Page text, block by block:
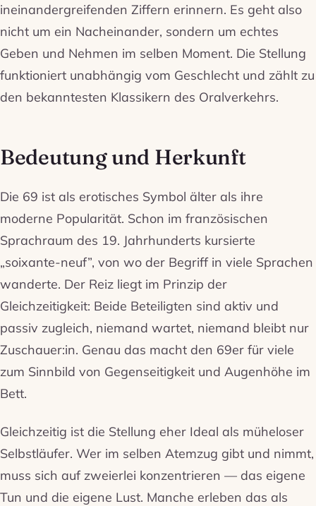
ineinandergreifenden Ziffern erinnern. Es geht also
nicht um ein Nacheinander, sondern um echtes
Geben und Nehmen im selben Moment. Die Stellung
funktioniert unabhängig vom Geschlecht und zählt zu
den bekanntesten Klassikern des Oralverkehrs.
Bedeutung und Herkunft
Die 69 ist als erotisches Symbol älter als ihre
moderne Popularität. Schon im französischen
Sprachraum des 19. Jahrhunderts kursierte
„soixante-neuf”, von wo der Begriff in viele Sprachen
wanderte. Der Reiz liegt im Prinzip der
Gleichzeitigkeit: Beide Beteiligten sind aktiv und
passiv zugleich, niemand wartet, niemand bleibt nur
Zuschauer:in. Genau das macht den 69er für viele
zum Sinnbild von Gegenseitigkeit und Augenhöhe im
Bett.
Gleichzeitig ist die Stellung eher Ideal als müheloser
Selbstläufer. Wer im selben Atemzug gibt und nimmt,
muss sich auf zweierlei konzentrieren — das eigene
Tun und die eigene Lust. Manche erleben das als